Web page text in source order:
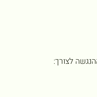
לצורך: